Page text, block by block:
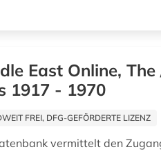
East Online,
1917 - 1970
FREI, DFG-GEFÖRDERTE LIZENZ
vermittelt den